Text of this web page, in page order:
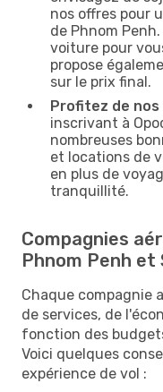
nos offres pour
de Phnom
voiture pour
propose
sur le prix final.
Profitez de nos
inscrivant à
nombreuses
et locations de
en plus de
tranquillité.
Compagnies
Phnom Penh et
Chaque compagnie
de services, de
fonction des
Voici quelques
expérience de vol :